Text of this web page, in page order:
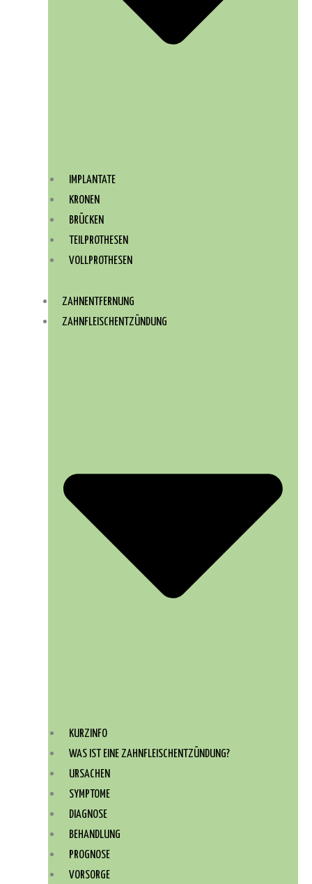
IMPLANTATE
KRONEN
BRÜCKEN
TEILPROTHESEN
VOLLPROTHESEN
ZAHNENTFERNUNG
ZAHNFLEISCHENTZÜNDUNG
KURZINFO
WAS IST EINE ZAHNFLEISCHENTZÜNDUNG?
URSACHEN
SYMPTOME
DIAGNOSE
BEHANDLUNG
PROGNOSE
VORSORGE